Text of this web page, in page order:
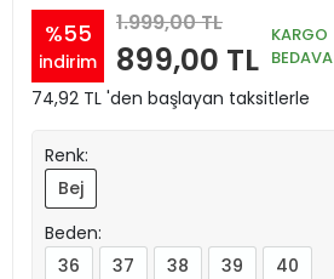
%55
indirim
1.999,00 TL
899,00 TL
KARGO
BEDAVA
74,92 TL 'den başlayan taksitlerle
Renk:
Bej
Beden:
36
37 38 39 40